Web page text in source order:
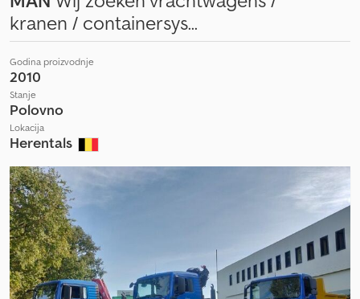
kranen / containersys...
Godina proizvodnje
2010
Stanje
Polovno
Lokacija
Herentals